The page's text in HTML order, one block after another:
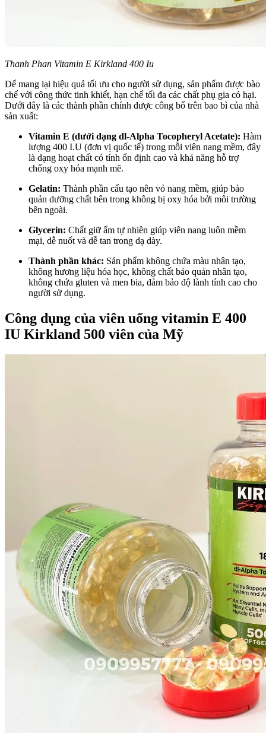
Thanh Phan Vitamin E Kirkland 400 Iu
Để mang lại hiệu quả tối ưu cho người sử dụng, sản phẩm được bào
chế với công thức tinh khiết, hạn chế tối đa các chất phụ gia có hại.
Dưới đây là các thành phần chính được công bố trên bao bì của nhà
sản xuất:
Vitamin E (dưới dạng dl-Alpha Tocopheryl Acetate): Hàm
lượng 400 I.U (đơn vị quốc tế) trong mỗi viên nang mềm, đây
là dạng hoạt chất có tính ổn định cao và khả năng hỗ trợ
chống oxy hóa mạnh mẽ.
Gelatin: Thành phần cấu tạo nên vỏ nang mềm, giúp bảo
quản dưỡng chất bên trong không bị oxy hóa bởi môi trường
bên ngoài.
Glycerin: Chất giữ ẩm tự nhiên giúp viên nang luôn mềm
mại, dễ nuốt và dễ tan trong dạ dày.
Thành phần khác: Sản phẩm không chứa màu nhân tạo,
không hương liệu hóa học, không chất bảo quản nhân tạo,
không chứa gluten và men bia, đảm bảo độ lành tính cao cho
người sử dụng.
Công dụng của viên uống vitamin E 400
IU Kirkland 500 viên của Mỹ